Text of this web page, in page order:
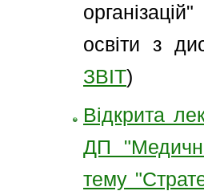
освіти з
ЗВІТ)
Відкрита
ДП
тему